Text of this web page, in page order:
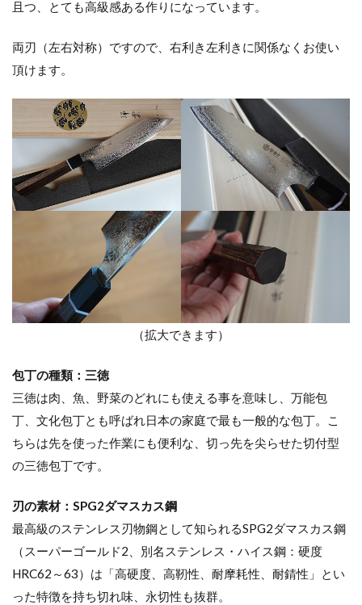
且つ、とても高級感ある作りになっています。
両刃（左右対称）ですので、右利き左利きに関係なくお使い
頂けます。
（拡大できます）
包丁の種類：三徳
三徳は肉、魚、野菜のどれにも使える事を意味し、万能包
丁、文化包丁とも呼ばれ日本の家庭で最も一般的な包丁。こ
ちらは先を使った作業にも便利な、切っ先を尖らせた切付型
の三徳包丁です。
刃の素材：SPG2ダマスカス鋼
最高級のステンレス刃物鋼として知られるSPG2ダマスカス鋼
（スーパーゴールド2、別名ステンレス・ハイス鋼：硬度
HRC62～63）は「高硬度、高靭性、耐摩耗性、耐錆性」とい
った特徴を持ち切れ味、永切性も抜群。